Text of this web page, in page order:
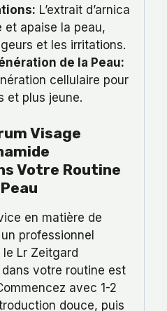
L’extrait d’arnica
et apaise la peau,
et les irritations.
de la Peau:
cellulaire pour
et plus jeune.
Visage
Votre Routine
en matière de
professionnel
Lr Zeitgard
votre routine est
avec 1-2
douce, puis